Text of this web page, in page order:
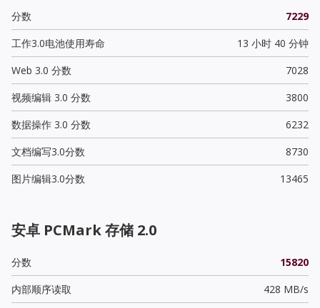
分数
7229
工作3.0电池使用寿命
13 小时 40 分钟
Web 3.0 分数
7028
视频编辑 3.0 分数
3800
数据操作 3.0 分数
6232
文档编写3.0分数
8730
图片编辑3.0分数
13465
安卓 PCMark 存储 2.0
分数
15820
内部顺序读取
428 MB/s